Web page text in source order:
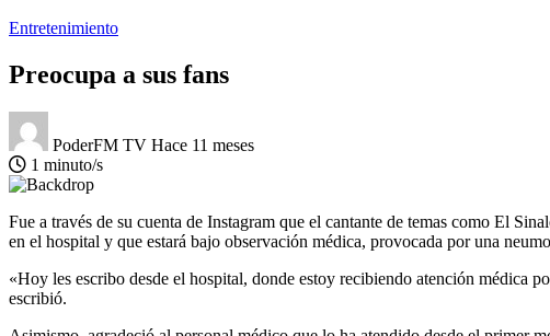
Entretenimiento
Preocupa a sus fans
PoderFM TV Hace 11 meses
1 minuto/s
Fue a través de su cuenta de Instagram que el cantante de temas como El
en el hospital y que estará bajo observación médica, provocada por una
«Hoy les escribo desde el hospital, donde estoy recibiendo atención médica
escribió.